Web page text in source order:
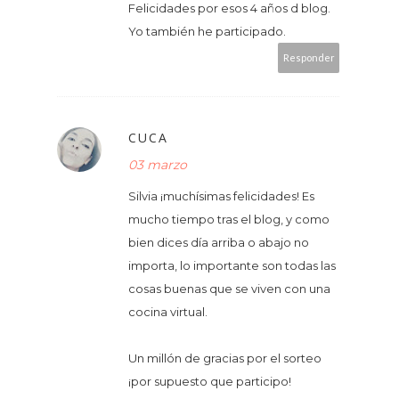
Felicidades por esos 4 años d blog.
Yo también he participado.
Responder
CUCA
03 marzo
Silvia ¡muchísimas felicidades! Es
mucho tiempo tras el blog, y como
bien dices día arriba o abajo no
importa, lo importante son todas las
cosas buenas que se viven con una
cocina virtual.
Un millón de gracias por el sorteo
¡por supuesto que participo!